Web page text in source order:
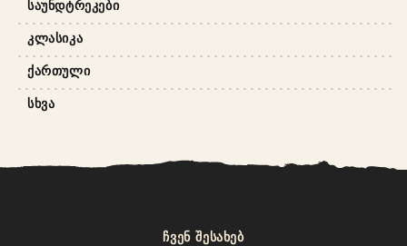
ᲡᲐᲣᲜᲓᲢᲠᲔᲙᲔᲑᲘ
ᲙᲚᲐᲡᲘᲙᲐ
ᲥᲐᲠᲗᲣᲚᲘ
ᲡᲮᲕᲐ
ᲩᲕᲔᲜ ᲨᲔᲡᲐᲮᲔᲑ